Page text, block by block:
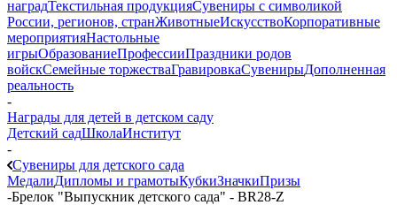
наградТекстильная продукцияСувениры с символикой
России, регионов, странЖивотныеИскусствоКорпоративные
мероприятияНастольные
игрыОбразованиеПрофессииПраздники родов
войскСемейные торжестваГравировкаСувенирыДополненная
реальность
-
Награды для детей в детском саду
Детский садШколаИнститут
-
Сувениры для детского сада
МедалиДипломы и грамотыКубкиЗначкиПризы
-Брелок "Выпускник детского сада" - BR28-Z